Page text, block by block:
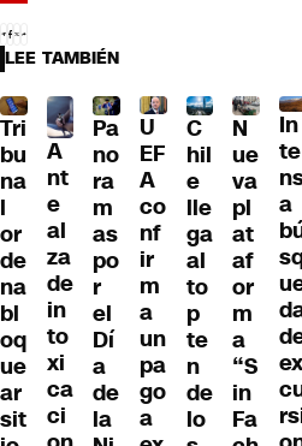
LEE TAMBIÉN
Tri
bu
na
l
or
de
na
bl
oq
ue
ar
sit
A
nt
e
al
za
de
in
to
xi
ca
ci
Pa
no
ra
m
as
po
r
el
Dí
a
de
la
U
EF
A
co
nf
ir
m
a
un
pa
go
a
C
hil
e
lle
ga
al
to
p
te
n
de
lo
N
ue
va
pl
at
af
or
m
a
“S
in
Fa
In
te
a
ex